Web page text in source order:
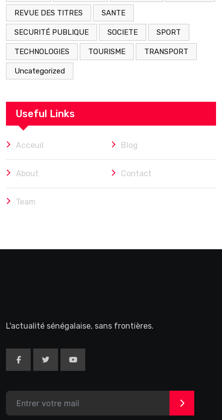
REVUE DES TITRES SANTE
SECURITÉ PUBLIQUE SOCIETE SPORT
TECHNOLOGIES TOURISME TRANSPORT
Uncategorized
Useful Links
Acceuil Blog
About Contact
Team
L'actualité sénégalaise, sans frontières.
>